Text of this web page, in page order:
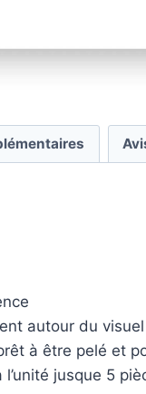
autour du visuel
à être pelé et
jusque 5